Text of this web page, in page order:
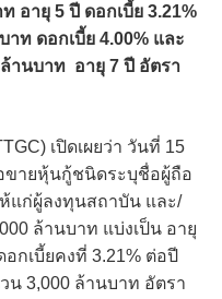
อายุ 5 ปี ดอกเบี้ย 3.21%
ท ดอกเบี้ย 4.00% และ
านบาท อายุ 7 ปี อัตรา
เปิดเผยว่า วันที่ 15
ขายหุ้นกู้ชนิดระบุชื่อผู้ถือ
แก่ผู้ลงทุนสถาบัน และ/
ล้านบาท แบ่งเป็น อายุ
กเบี้ยคงที่ 3.21% ต่อปี
น 3,000 ล้านบาท อัตรา